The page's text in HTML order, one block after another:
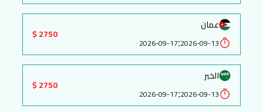
عمان
2026-09-13
:
2026-09-17
2750 $
الخبر
2026-09-13
:
2026-09-17
2750 $